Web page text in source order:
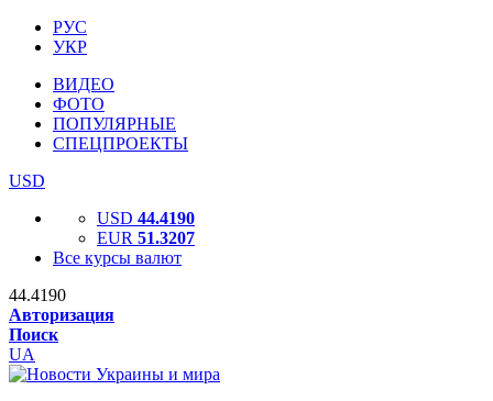
РУС
УКР
ВИДЕО
ФОТО
ПОПУЛЯРНЫЕ
СПЕЦПРОЕКТЫ
USD
USD 44.4190
EUR 51.3207
Все курсы валют
44.4190
Авторизация
Поиск
UA